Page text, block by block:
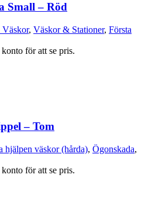
Small – Röd
Väskor, Väskor & Stationer, Första
för att se pris.
– Tom
hjälpen väskor (hårda), Ögonskada,
för att se pris.